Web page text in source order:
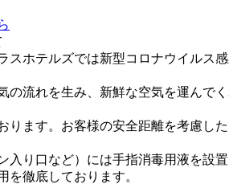
ホテルズでは新型コロナウイルス
流れを生み、新鮮な空気を運んで
ます。お客様の安全距離を考慮し
入り口など）には手指消毒用液を設
を徹底しております。